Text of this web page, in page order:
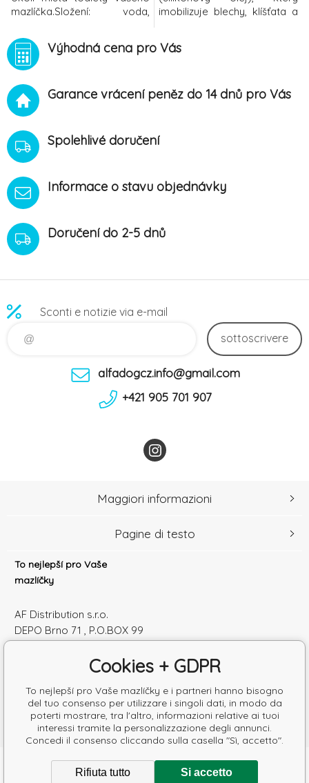
mazlíčka.Složení: voda,
laurylsulfát sodný,
propylenglykol, 5-bromo-5-
nitro-1,3 dioxan.Návod k
protřepejte. Vyčistěte kočičí
toaletu a čistý záchod
postříkejte. Nechte
uschnout. Na
imobilizuje blechy, klíšťata a
vši a všenky fyzikálním
vrstvu, která inhibuje jejich
všechna vývojo
Výhodná cena pro Vás
Garance vrácení peněz do 14 dnů pro Vás
Spolehlivé doručení
Informace o stavu objednávky
Doručení do 2-5 dnů
Sconti e notizie via e-mail
sottoscrivere
alfadogcz.info@gmail.com
+421 905 701 907
To nejlepší pro Vaše
mazlíčky
AF Distribution s.r.o.
DEPO Brno 71 , P.O.BOX 99
Česká republika
Partita IVA: SK2120864328
Maggiori informazioni
Pagine di testo
Copyright © 2026 AF Distribution s.r.o.
Cookies + GDPR
To nejlepší pro Vaše mazlíčky e i partneri hanno bisogno
del tuo consenso per utilizzare i singoli dati, in modo da
poterti mostrare, tra l'altro, informazioni relative ai tuoi
interessi tramite la personalizzazione degli annunci.
Concedi il consenso cliccando sulla casella "Sì, accetto".
Rifiuta tutto Si accetto